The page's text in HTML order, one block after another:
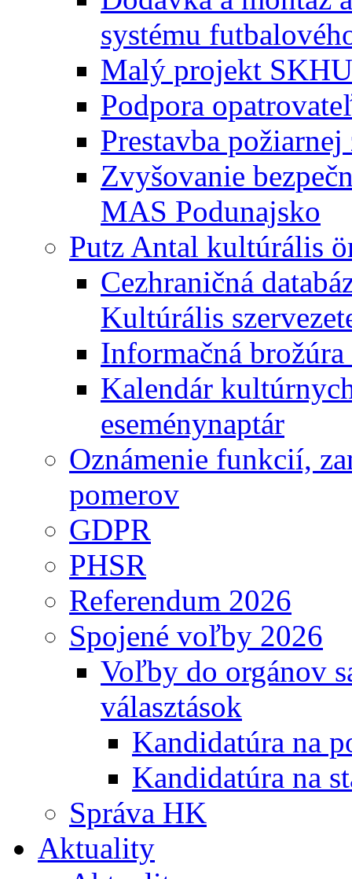
systému
Malý projekt
Podpora
Prestavba
Zvyšovanie
MAS Podunajsko
Putz Antal kultúrális
Cezhraničná
Kultúrális
Informačná
Kalendár
eseménynaptár
Oznámenie funkcií,
pomerov
GDPR
PHSR
Referendum 2026
Spojené voľby 2026
Voľby do orgánov
választások
Kandidatúra na
Kandidatúra na
Správa HK
Aktuality